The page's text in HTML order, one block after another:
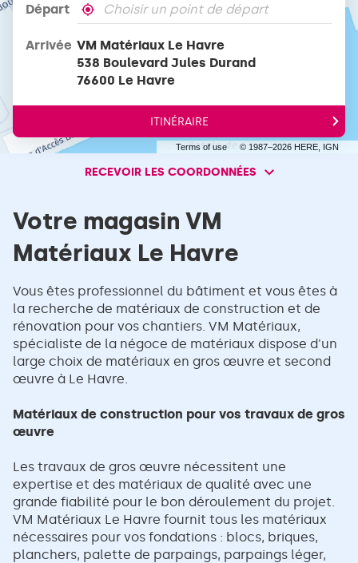
Terms of use © 1987–2026 HERE, IGN
Départ
,
un
point
de
VM
MATERIAUX
À
Arrivée VM Matériaux Le Havre
538 Boulevard Jules Durand
76600 Le Havre
ITINÉRAIRE
JUSQU'AU
POINT
DE
VENTE
HAVRE
RECEVOIR LES COORDONNÉES
RECEVOIR
COORDONNÉES
Votre magasin VM
Matériaux Le Havre
Vous êtes professionnel du bâtiment et vous êtes à
la recherche de matériaux de construction et de
rénovation pour vos chantiers. VM Matériaux,
spécialiste de la négoce de matériaux dispose d'un
large choix de matériaux en gros œuvre et second
œuvre à Le Havre.
Matériaux de construction pour vos travaux de gros
œuvre
Les travaux de gros œuvre nécessitent une
expertise et des matériaux de qualité avec une
grande fiabilité pour le bon déroulement du projet.
VM Matériaux Le Havre fournit tous les matériaux
nécessaires pour vos fondations : blocs, briques,
planchers, palette de parpaings, parpaings léger,